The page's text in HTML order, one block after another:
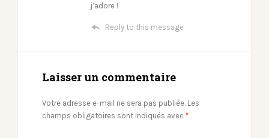
j’adore !
Reply to this message
Laisser un commentaire
Votre adresse e-mail ne sera pas publiée. Les
champs obligatoires sont indiqués avec *